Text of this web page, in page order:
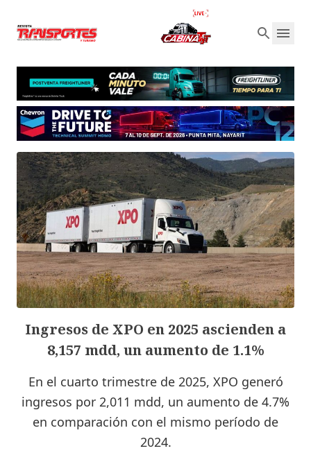
Ingresos de XPO en 2025 ascienden a
8,157 mdd, un aumento de 1.1%
En el cuarto trimestre de 2025, XPO generó
ingresos por 2,011 mdd, un aumento de 4.7%
en comparación con el mismo período de
2024.